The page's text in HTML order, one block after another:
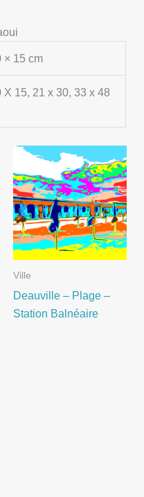
× 15 cm
X 15, 21 x 30, 33 x 48
Ville
Deauville – Plage –
Station Balnéaire